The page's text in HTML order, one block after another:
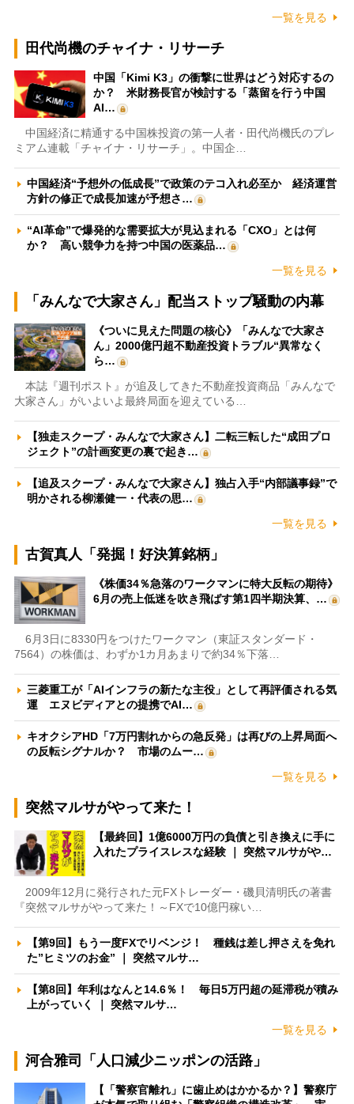
一覧を見る
田代尚機のチャイナ・リサーチ
中国「Kimi K3」の衝撃に世界はどう対応するの
か？ 米財務長官が検討する「蒸留を行う中国
AI…
中国経済に精通する中国株投資の第一人者・田代尚機氏のプレ
ミアム連載「チャイナ・リサーチ」。中国企…
中国経済“予想外の低成長”で政策のテコ入れ必至か 経済運営
方針の修正で成長加速が予想さ…
“AI革命”で爆発的な需要拡大が見込まれる「CXO」とは何
か？ 高い競争力を持つ中国の医薬品…
一覧を見る
「みんなで大家さん」配当ストップ騒動の内幕
《ついに見えた問題の核心》「みんなで大家さ
ん」2000億円超不動産投資トラブル“異常なく
ら…
本誌『週刊ポスト』が追及してきた不動産投資商品「みんなで
大家さん」がいよいよ最終局面を迎えている…
【独走スクープ・みんなで大家さん】二転三転した“成田プロ
ジェクト”の計画変更の裏で起き…
【追及スクープ・みんなで大家さん】独占入手“内部議事録”で
明かされる柳瀬健一・代表の思…
一覧を見る
古賀真人「発掘！好決算銘柄」
《株価34％急落のワークマンに特大反転の期待》
6月の売上低迷を吹き飛ばす第1四半期決算、…
6月3日に8330円をつけたワークマン（東証スタンダード・
7564）の株価は、わずか1カ月あまりで約34％下落…
三菱重工が「AIインフラの新たな主役」として再評価される気
運 エヌビディアとの提携でAI…
キオクシアHD「7万円割れからの急反発」は再びの上昇局面へ
の反転シグナルか？ 市場のムー…
一覧を見る
突然マルサがやって来た！
【最終回】1億6000万円の負債と引き換えに手に
入れたプライスレスな経験 ｜ 突然マルサがや…
2009年12月に発行された元FXトレーダー・磯貝清明氏の著書
『突然マルサがやって来た！～FXで10億円稼い…
【第9回】もう一度FXでリベンジ！ 種銭は差し押さえを免れ
た”ヒミツのお金” ｜ 突然マルサ…
【第8回】年利はなんと14.6％！ 毎日5万円超の延滞税が積み
上がっていく ｜ 突然マルサ…
一覧を見る
河合雅司「人口減少ニッポンの活路」
【「警察官離れ」に歯止めはかかるか？】警察庁